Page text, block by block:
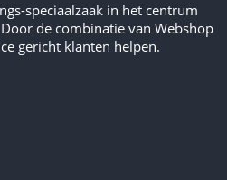
speciaalzaak in het centrum
de combinatie van Webshop
gericht klanten helpen.